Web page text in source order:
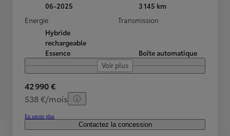
06-2025
3 145 km
Energie
Hybride
rechargeable
Essence
Transmission
Boîte automatique
Voir plus
42 990 €
538 €/mois
En savoir plus
Contactez la concession